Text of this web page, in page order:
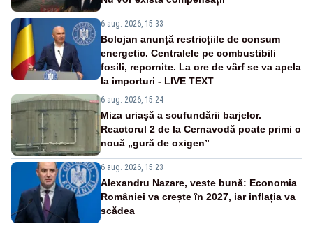
6 aug. 2026, 15:33
Bolojan anunță restricțiile de consum
energetic. Centralele pe combustibili
fosili, repornite. La ore de vârf se va apela
la importuri - LIVE TEXT
6 aug. 2026, 15:24
Miza uriașă a scufundării barjelor.
Reactorul 2 de la Cernavodă poate primi o
nouă „gură de oxigen”
6 aug. 2026, 15:23
Alexandru Nazare, veste bună: Economia
României va crește în 2027, iar inflația va
scădea